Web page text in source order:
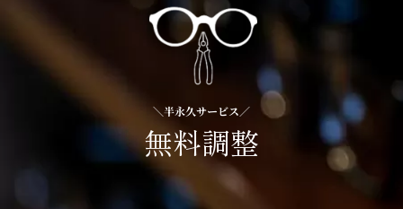
＼半永久サービス／
無料調整